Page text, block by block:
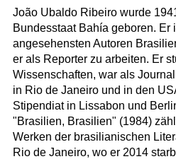
João Ubaldo Ribeiro wurde
Bundesstaat Bahía geboren. Er
angesehensten Autoren
er als Reporter zu arbeiten. Er
Wissenschaften, war als
in Rio de Janeiro und in den
Stipendiat in Lissabon und
"Brasilien, Brasilien" (1984)
Werken der brasilianischen
Rio de Janeiro, wo er 2014